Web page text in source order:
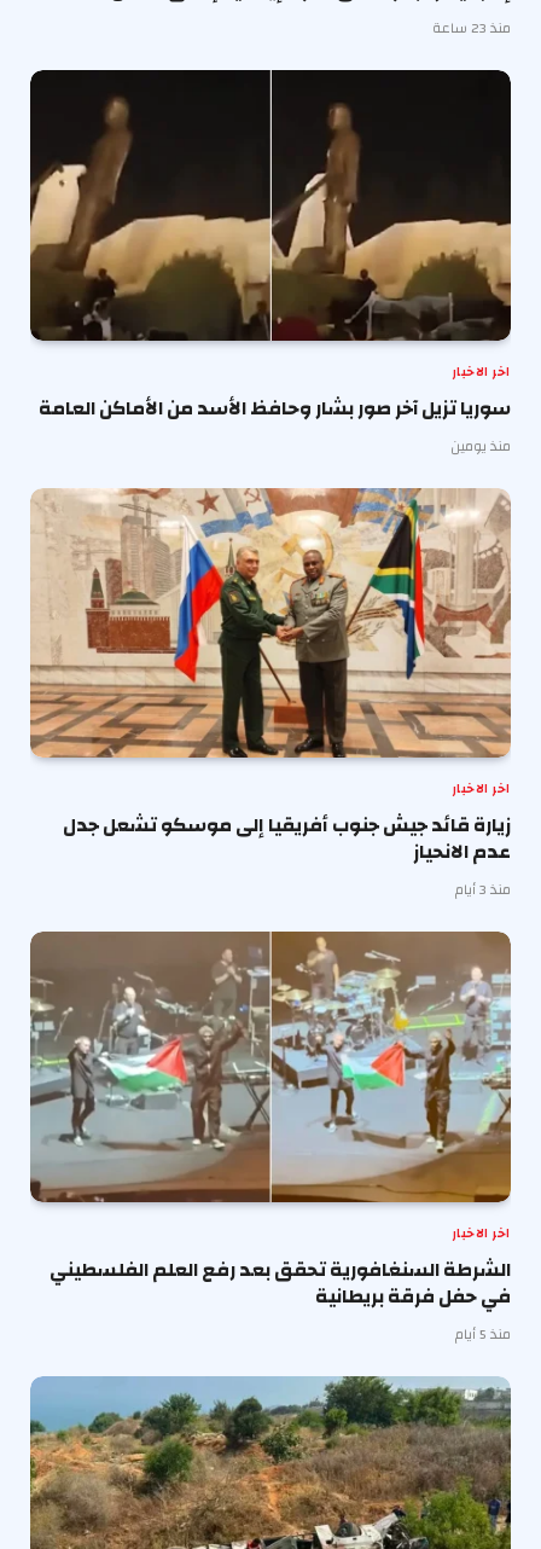
منذ 23 ساعة
اخر الاخبار
سوريا تزيل آخر صور بشار وحافظ الأسد من الأماكن العامة
منذ يومين
اخر الاخبار
زيارة قائد جيش جنوب أفريقيا إلى موسكو تشعل جدل
عدم الانحياز
منذ 3 أيام
اخر الاخبار
الشرطة السنغافورية تحقق بعد رفع العلم الفلسطيني
في حفل فرقة بريطانية
منذ 5 أيام